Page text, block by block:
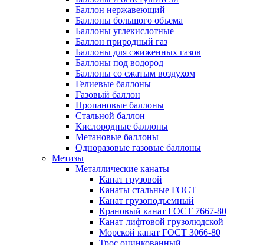
Баллон нержавеющий
Баллоны большого объема
Баллоны углекислотные
Баллон природный газ
Баллоны для сжиженных газов
Баллоны под водород
Баллоны со сжатым воздухом
Гелиевые баллоны
Газовый баллон
Пропановые баллоны
Стальной баллон
Кислородные баллоны
Метановые баллоны
Одноразовые газовые баллоны
Метизы
Металлические канаты
Канат грузовой
Канаты стальные ГОСТ
Канат грузоподъемный
Крановый канат ГОСТ 7667-80
Канат лифтовой грузолюдской
Морской канат ГОСТ 3066-80
Трос оцинкованный